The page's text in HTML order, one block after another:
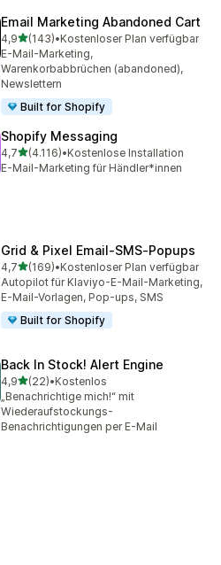
Email Marketing Abandoned Cart
4,9von 5 Sternen
(143)
143 Rezensionen insgesamt
•Kostenloser Plan verfügbar
E-Mail-Marketing,
Warenkorbabbrüchen (abandoned),
Newslettern
Built for Shopify
Shopify Messaging
4,7von 5 Sternen
(4.116)
4116 Rezensionen insgesamt
•Kostenlose Installation
E-Mail-Marketing für Händler*innen
Grid & Pixel Email‑SMS‑Popups
4,7von 5 Sternen
(169)
169 Rezensionen insgesamt
•Kostenloser Plan verfügbar
Autopilot für Klaviyo-E-Mail-Marketing,
E-Mail-Vorlagen, Pop-ups, SMS
Built for Shopify
Back In Stock! Alert Engine
4,9von 5 Sternen
(22)
22 Rezensionen insgesamt
•Kostenlos
„Benachrichtige mich!“ mit
Wiederaufstockungs-
Benachrichtigungen per E-Mail